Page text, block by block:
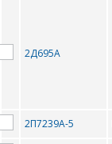
2Д695А
2П7239А-5